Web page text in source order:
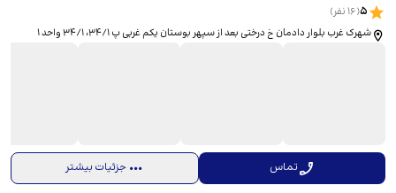
5
(
16 نفر)
شهرک غرب بلوار دادمان خ درختی بعد از سپهر بوستان یکم غربی پ ۳۴/۱، ​۳۴/۱ واحد ۱
تماس جزئیات بیشتر